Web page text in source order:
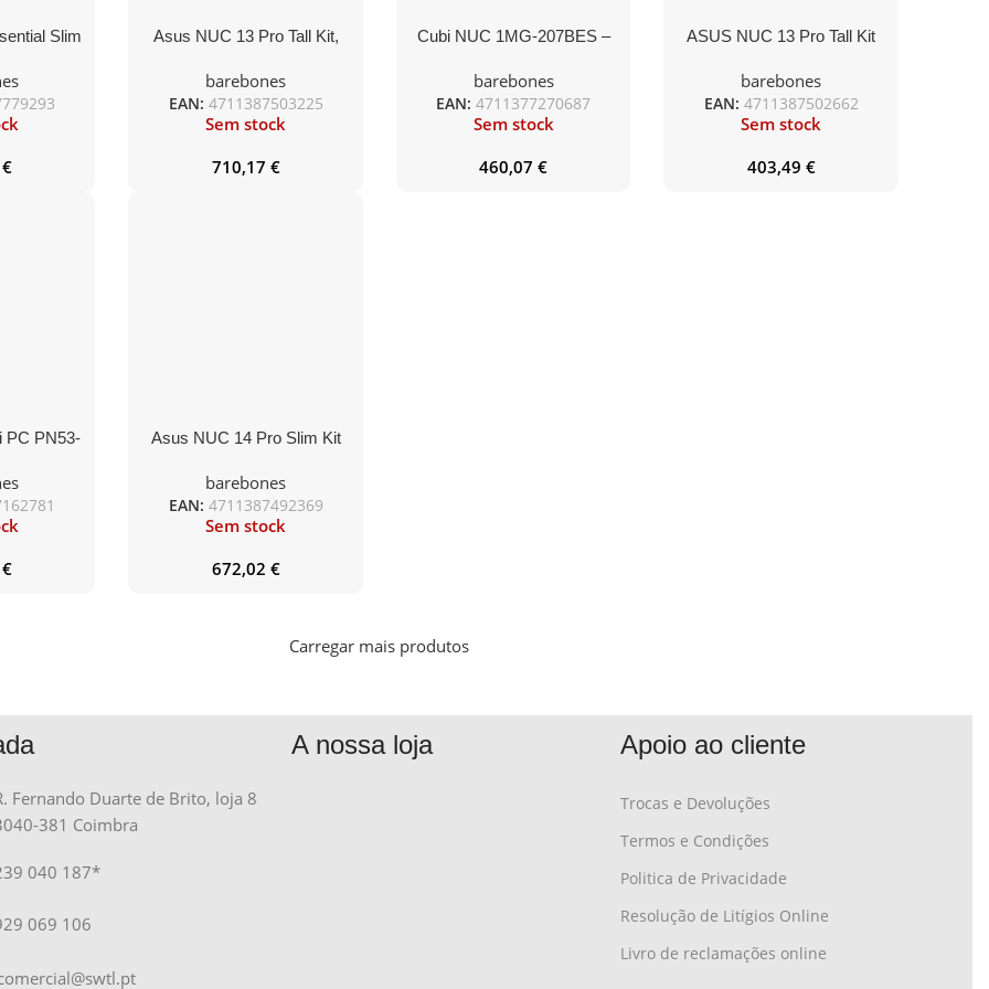
Slim
802.11ax
Ethernet,
preto
€
Asus NUC 13 Pro Tall Kit,
admite SSD M.2 e 2.5″,
2,5Gbe LAN/2xHDMI/ 2x
Thunderbolt 4 (USB-C+DP),
barebones
EAN: 4711387503225
Sem stock
710,17 €
Cubi NUC 1MG-207BES –
GRAPHICS – NON-OS –
barebones
EAN:4711377270687
Sem stock
460,07€
ASUS NUC 13 Pro Tall Kit
admite SSD M.2 e 2.5″,
2,5Gbe LAN, 2xHDMI/ 2x
Thunderbolt 4 (USB-C+DP),
barebones
EAN: 4711387502662
Sem stock
403,49 €
PC PN53-
€
Asus NUC 14 Pro Slim Kit
SODIMM DDR5 5600,
admite SSD M.2
barebones
EAN: 4711387492369
Sem stock
672,02 €
Carregar mais produtos
Fernando Duarte de Brito, loja 8
381 Coimbra
040 187*
069 106
A nossa loja Apoio ao cliente
Trocas e Devoluções
Termos e Condições
Politica de Privacidade
Resolução de Litígios Online
Livro de reclamações online